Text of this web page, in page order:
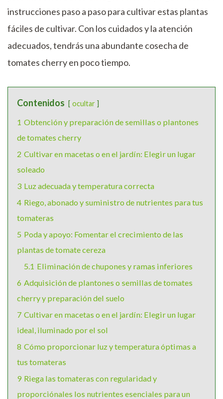
instrucciones paso a paso para cultivar estas plantas
fáciles de cultivar. Con los cuidados y la atención
adecuados, tendrás una abundante cosecha de
tomates cherry en poco tiempo.
Contenidos ocultar
1 Obtención y preparación de semillas o plantones
de tomates cherry
2 Cultivar en macetas o en el jardín: Elegir un lugar
soleado
3 Luz adecuada y temperatura correcta
4 Riego, abonado y suministro de nutrientes para tus
tomateras
5 Poda y apoyo: Fomentar el crecimiento de las
plantas de tomate cereza
5.1 Eliminación de chupones y ramas inferiores
6 Adquisición de plantones o semillas de tomates
cherry y preparación del suelo
7 Cultivar en macetas o en el jardín: Elegir un lugar
ideal, iluminado por el sol
8 Cómo proporcionar luz y temperatura óptimas a
tus tomateras
9 Riega las tomateras con regularidad y
proporciónales los nutrientes esenciales para un